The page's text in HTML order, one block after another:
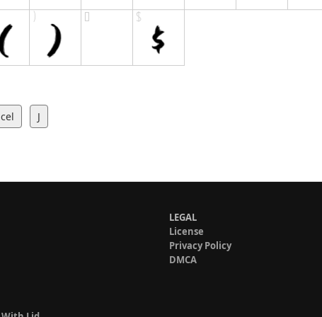
J
LEGAL
License
Privacy Policy
DMCA